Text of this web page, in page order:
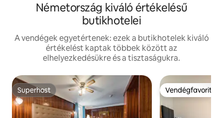
Németország kiváló értékelésű
butikhotelei
A vendégek egyetértenek: ezek a butikhotelek kiváló
értékelést kaptak többek között az
elhelyezkedésükre és a tisztaságukra.
Superhost
Superhost Vendégfavorit
Vendégfavorit